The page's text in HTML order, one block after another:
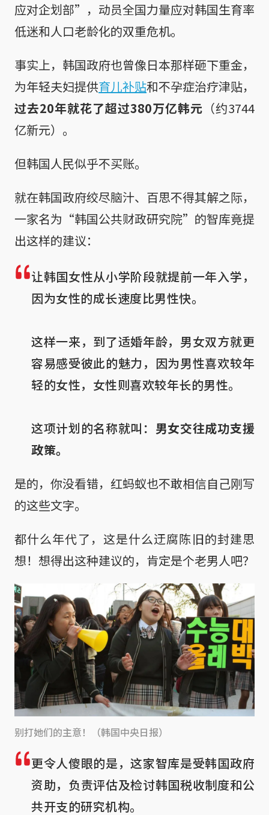
应对企划部”，动员全国力量应对韩国生育率
低迷和人口老龄化的双重危机。
事实上，韩国政府也曾像日本那样砸下重金，
为年轻夫妇提供育儿补贴和不孕症治疗津贴，
过去20年就花了超过380万亿韩元 （约3744
亿新元）。
但韩国人民似乎不买账。
就在韩国政府绞尽脑汁、百思不得其解之际，
一家名为“韩国公共财政研究院”的智库竟提
出这样的建议：
让韩国女性从小学阶段就提前一年入学，
因为女性的成长速度比男性快。
这样一来，到了适婚年龄，男女双方就更
容易感受彼此的魅力，因为男性喜欢较年
轻的女性，女性则喜欢较年长的男性。
这项计划的名称就叫： 男女交往成功支援
政策。
是的，你没看错，红蚂蚁也不敢相信自己刚写
的这些文字。
都什么年代了，这是什么迂腐陈旧的封建思
想！想得出这种建议的，肯定是个老男人吧？
别打她们的主意！（韩国中央日报）
更令人傻眼的是，这家智库是受韩国政府
资助，负责评估及检讨韩国税收制度和公
共开支的研究机构。